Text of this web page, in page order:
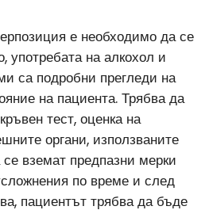
е необходимо да се
употребата на алкохол и
са подробни прегледи на
на пациента. Трябва да
тест, оценка на
органи, използваните
вземат предпазни мерки
по време и след
пациентът трябва да бъде